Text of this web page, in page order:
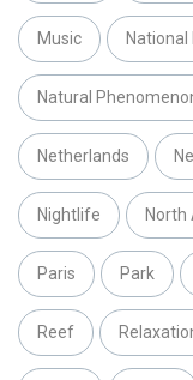
Music National
Natural
Netherlands
Nightlife North
Paris Park
Reef